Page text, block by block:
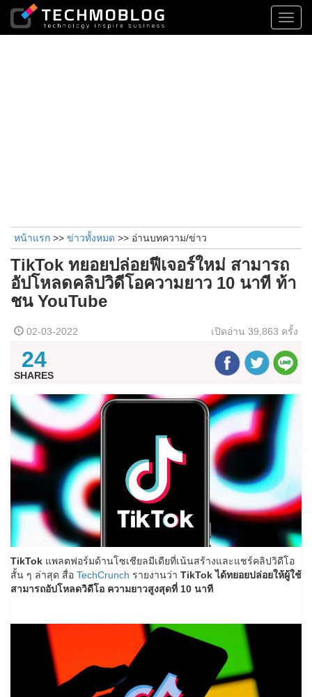
หน้าแรก >> ข่าวทั้งหมด >> อ่านบทความ/ข่าว
TikTok ทยอยปล่อยฟีเจอร์ใหม่ สามารถ
อัปโหลดคลิปวิดีโอความยาว 10 นาที ท้า
ชน YouTube
02-03-2022 เปิดอ่าน 39,863 ครั้ง
24
SHARES
TikTok แพลตฟอร์มด้านโซเชียลมีเดียที่เน้นสร้างและแชร์คลิปวิดีโอ
สั้น ๆ ล่าสุด สื่อ TechCrunch รายงานว่า TikTok ได้ทยอยปล่อยให้ผู้ใช้
สามารถอัปโหลดวิดีโอ ความยาวสูงสุดที่ 10 นาที